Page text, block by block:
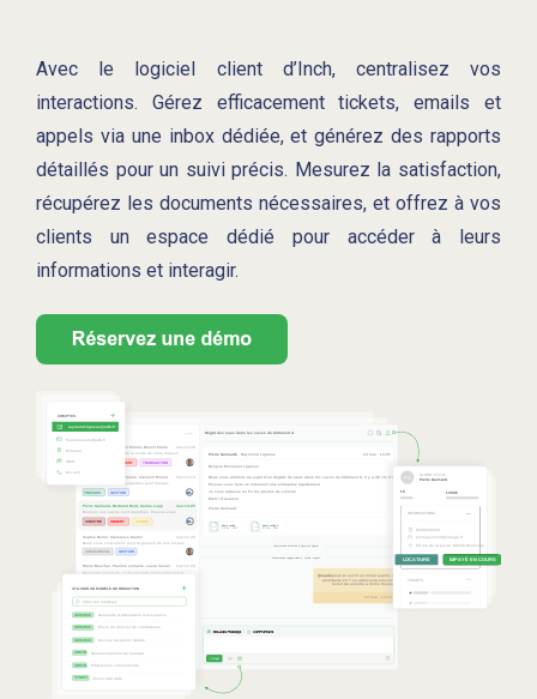
Avec le logiciel client d’Inch, centralisez vos
interactions. Gérez efficacement tickets, emails et
appels via une inbox dédiée, et générez des rapports
détaillés pour un suivi précis. Mesurez la satisfaction,
récupérez les documents nécessaires, et offrez à vos
clients un espace dédié pour accéder à leurs
informations et interagir.